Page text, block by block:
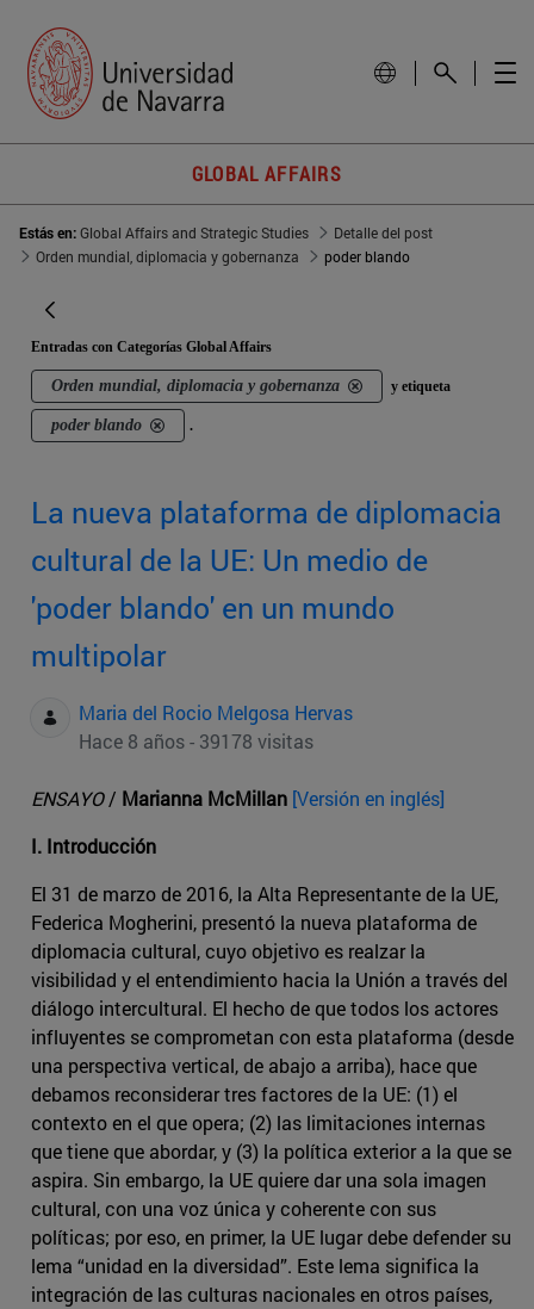
GLOBAL AFFAIRS
Estás en:Global Affairs and Strategic Studies
Detalle del post
Orden mundial, diplomacia y gobernanza
poder blando
Entradas con Categorías Global Affairs
Orden mundial, diplomacia y gobernanza y etiqueta
poder blando .
La nueva plataforma de diplomacia
cultural de la UE: Un medio de
'poder blando' en un mundo
multipolar
Maria del Rocio Melgosa Hervas
Hace 8 años - 39178 visitas
ENSAYO/ Marianna McMillan [Versión en inglés]
I. Introducción
El 31 de marzo de 2016, la Alta Representante de la UE,
Federica Mogherini, presentó la nueva plataforma de
diplomacia cultural, cuyo objetivo es realzar la
visibilidad y el entendimiento hacia la Unión a través del
diálogo intercultural. El hecho de que todos los actores
influyentes se comprometan con esta plataforma (desde
una perspectiva vertical, de abajo a arriba), hace que
debamos reconsiderar tres factores de la UE: (1) el
contexto en el que opera; (2) las limitaciones internas
que tiene que abordar, y (3) la política exterior a la que se
aspira. Sin embargo, la UE quiere dar una sola imagen
cultural, con una voz única y coherente con sus
políticas; por eso, en primer, la UE lugar debe defender su
lema “unidad en la diversidad”. Este lema significa la
integración de las culturas nacionales en otros países,